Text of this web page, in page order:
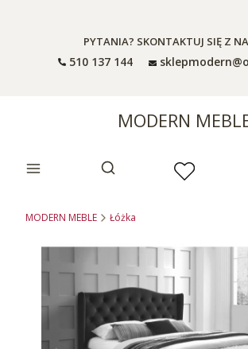
PYTANIA? SKONTAKTUJ SIĘ Z
510 137 144
MODERN
Otwórz wyszukiwarkę
MODERN MEBLE Łóżka